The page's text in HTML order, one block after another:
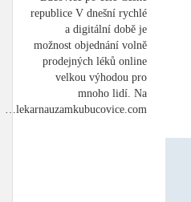
republice V dnešní rychlé
a digitální době je
možnost objednání volně
prodejných léků online
velkou výhodou pro
mnoho lidí. Na
lekarnauzamkubucovice.com…